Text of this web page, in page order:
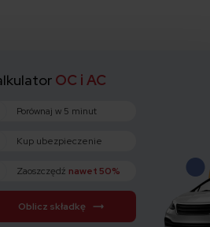
OC i AC
Porównaj w 5 minut
Kup ubezpieczenie
Zaoszczędź nawet 50%
Oblicz składkę